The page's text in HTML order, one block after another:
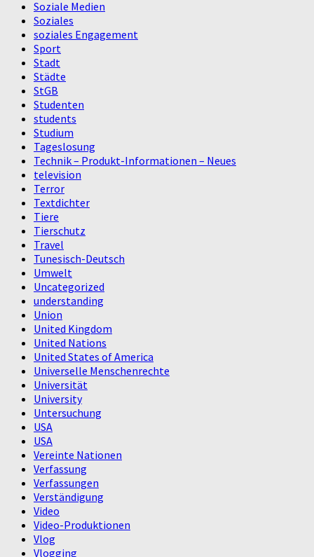
Soziale Medien
Soziales
soziales Engagement
Sport
Stadt
Städte
StGB
Studenten
students
Studium
Tageslosung
Technik – Produkt-Informationen – Neues
television
Terror
Textdichter
Tiere
Tierschutz
Travel
Tunesisch-Deutsch
Umwelt
Uncategorized
understanding
Union
United Kingdom
United Nations
United States of America
Universelle Menschenrechte
Universität
University
Untersuchung
USA
USA
Vereinte Nationen
Verfassung
Verfassungen
Verständigung
Video
Video-Produktionen
Vlog
Vlogging